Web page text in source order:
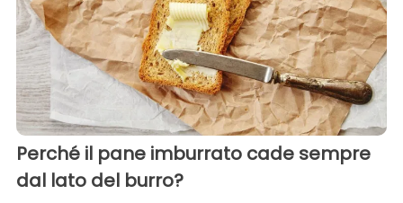
Perché il pane imburrato cade sempre
dal lato del burro?